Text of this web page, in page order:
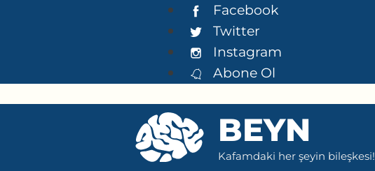
Facebook
Twitter
Instagram
Abone Ol
BEYN
Kafamdaki her şeyin bileşkesi!